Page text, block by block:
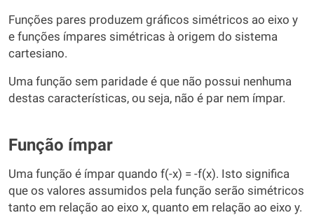
Funções pares produzem gráficos simétricos ao eixo y
e funções ímpares simétricas à origem do sistema
cartesiano.
Uma função sem paridade é que não possui nenhuma
destas características, ou seja, não é par nem ímpar.
Função ímpar
Uma função é ímpar quando f(-x) = -f(x). Isto significa
que os valores assumidos pela função serão simétricos
tanto em relação ao eixo x, quanto em relação ao eixo y.